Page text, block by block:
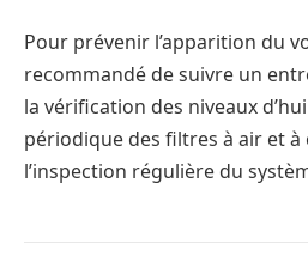
Pour prévenir l’apparition du
recommandé de suivre un
la vérification des niveaux
périodique des filtres à air et
l’inspection régulière du